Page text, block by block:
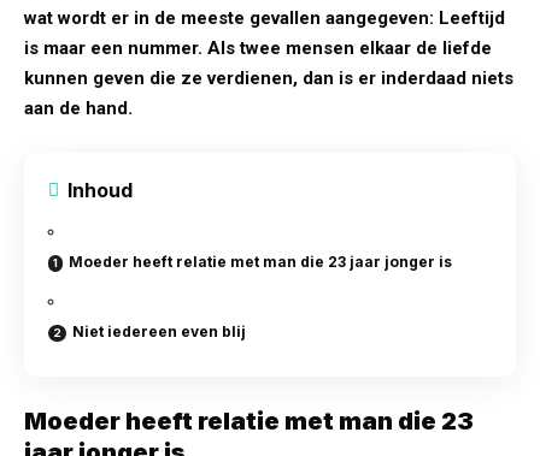
wat wordt er in de meeste gevallen aangegeven: Leeftijd
is maar een nummer. Als twee mensen elkaar de liefde
kunnen geven die ze verdienen, dan is er inderdaad niets
aan de hand.
Inhoud
Moeder heeft relatie met man die 23 jaar jonger is
Niet iedereen even blij
Moeder heeft relatie met man die 23